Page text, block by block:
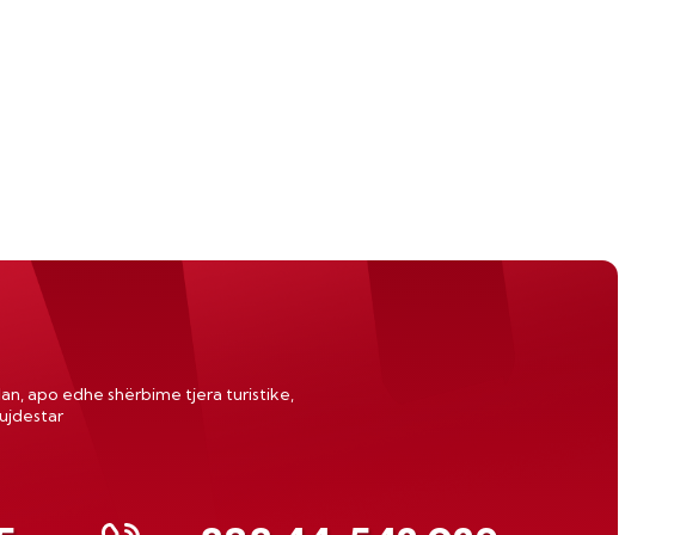
, apo edhe shërbime tjera turistike,